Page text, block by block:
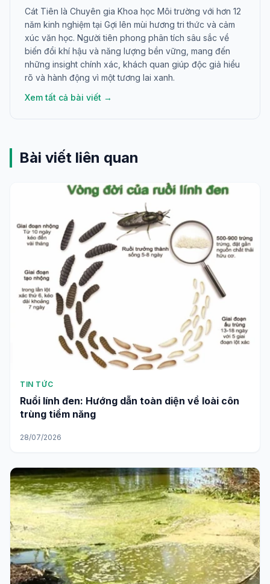
Cát Tiên là Chuyên gia Khoa học Môi trường với hơn 12
năm kinh nghiệm tại Gợi lên mùi hương tri thức và cảm
xúc văn học. Người tiên phong phân tích sâu sắc về
biến đổi khí hậu và năng lượng bền vững, mang đến
những insight chính xác, khách quan giúp độc giả hiểu
rõ và hành động vì một tương lai xanh.
Xem tất cả bài viết →
Bài viết liên quan
TIN TỨC
Ruồi lính đen: Hướng dẫn toàn diện về loài côn
trùng tiềm năng
28/07/2026